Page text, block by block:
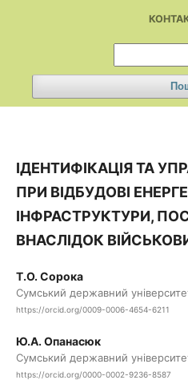
ІДЕНТИФІКАЦІЯ ТА
ПРИ ВІДБУДОВІ
ІНФРАСТРУКТУРИ,
ВНАСЛІДОК
Т.О. Сорока
Сумський державний
https://orcid.org/0009-0006-4654-6211
Ю.А. Опанасюк
Сумський державний
https://orcid.org/0000-0002-9236-8587